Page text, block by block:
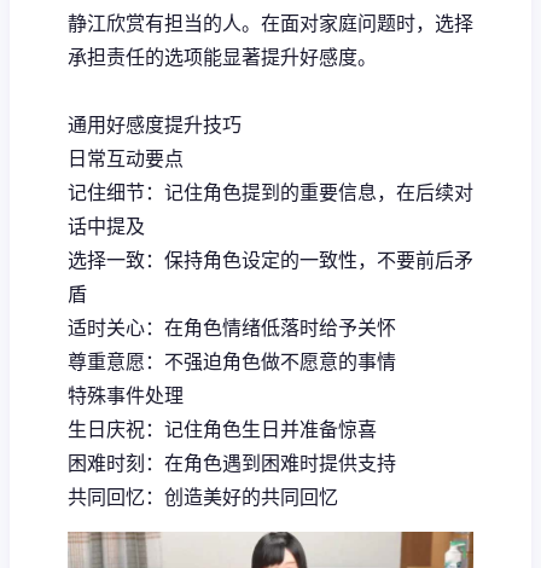
静江欣赏有担当的人。在面对家庭问题时，选择
承担责任的选项能显著提升好感度。
通用好感度提升技巧
日常互动要点
记住细节：记住角色提到的重要信息，在后续对
话中提及
选择一致：保持角色设定的一致性，不要前后矛
盾
适时关心：在角色情绪低落时给予关怀
尊重意愿：不强迫角色做不愿意的事情
特殊事件处理
生日庆祝：记住角色生日并准备惊喜
困难时刻：在角色遇到困难时提供支持
共同回忆：创造美好的共同回忆